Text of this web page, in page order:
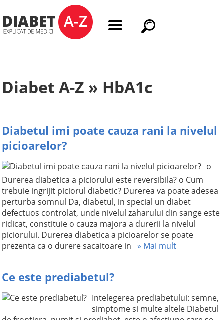
Diabet A-Z » HbA1c
Diabetul imi poate cauza rani la nivelul
picioarelor?
o
Durerea diabetica a piciorului este reversibila? o Cum
trebuie ingrijit piciorul diabetic? Durerea va poate adesea
perturba somnul Da, diabetul, in special un diabet
defectuos controlat, unde nivelul zaharului din sange este
ridicat, constituie o cauza majora a durerii la nivelul
piciorului. Durerea diabetica a picioarelor se poate
prezenta ca o durere sacaitoare in » Mai mult
Ce este prediabetul?
Intelegerea prediabetului: semne,
simptome si multe altele Diabetul